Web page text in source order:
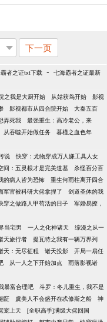
下一页
者之证txt下载 - 七海霸者之证最新
之我是大厨开始 从姑获鸟开始
影视
影视都市从四合院开始
大秦五百
弄死我
最强重生：高冷老公，来
从吞噬开始做任务
暮槿之血色年
说
快穿：尤物穿成万人嫌工具人女
间：五灵根才是完美道基
杀怪百分百
的病人皆为恐怖
重生何雨柱离开四合
军官被科研大佬拿捏了
剑道圣体的我
穿之做路人甲苟活的日子
军婚易撩，
当宅男 一人之化神诸天
综漫之从一
天旅行者
提瓦特之我有一辆万界列
天：无尽征程 诸天投影
开局一扇任
从一人之下开始加点
雨落影视诸
暴富合理吧
斗罗：冬儿重生，我不是
跹 虞美人不会盛开在忒修斯之船
神
宠上天
[全职高手]满级大佬回国